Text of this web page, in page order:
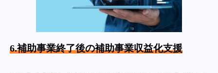
6.補助事業終了後の補助事業収益化支援